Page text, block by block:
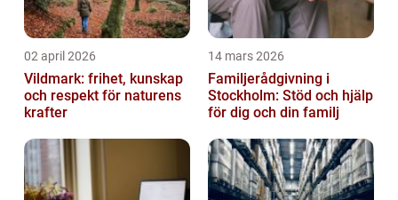
02 april 2026
Vildmark: frihet, kunskap
och respekt för naturens
krafter
14 mars 2026
Familjerådgivning i
Stockholm: Stöd och hjälp
för dig och din familj